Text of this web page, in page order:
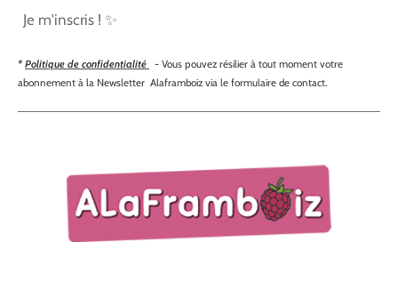
Je m'inscris ! ✨
* Politique de confidentialité
- Vous pouvez résilier à tout moment votre
abonnement à la Newsletter Alaframboiz via le formulaire de contact.